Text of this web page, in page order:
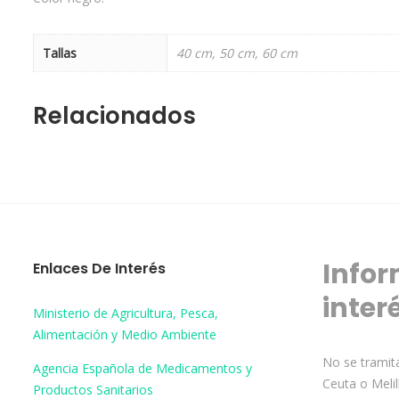
Tallas 40 cm, 50 cm, 60 cm
Relacionados
Enlaces De Interés
Ministerio de Agricultura, Pesca,
Alimentación y Medio Ambiente
Agencia Española de Medicamentos y
Productos Sanitarios
No se
Ceuta o